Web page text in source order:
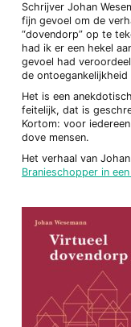
Schrijver Johan
fijn gevoel om de
“dovendorp” op te
had ik er een hekel
gevoel had
de ontoegankelijkheid
Het is een
feitelijk, dat is
Kortom: voor
dove mensen.
Het verhaal van
Branieschopper in